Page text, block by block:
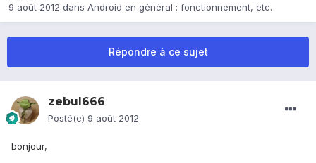
9 août 2012 dans Android en général : fonctionnement, etc.
Répondre à ce sujet
zebul666
Posté(e) 9 août 2012
bonjour,